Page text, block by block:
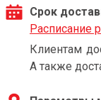
Срок
Расписание
Клиентам
А также